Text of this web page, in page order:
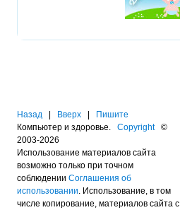
Назад Вверх
Пишите
Компьютер и здоровье. Copyright©
2003-2026
Использование материалов сайта
возможно только при точном
соблюдении Соглашения об
использовании. Использование, в том
числе копирование, материалов сайта с